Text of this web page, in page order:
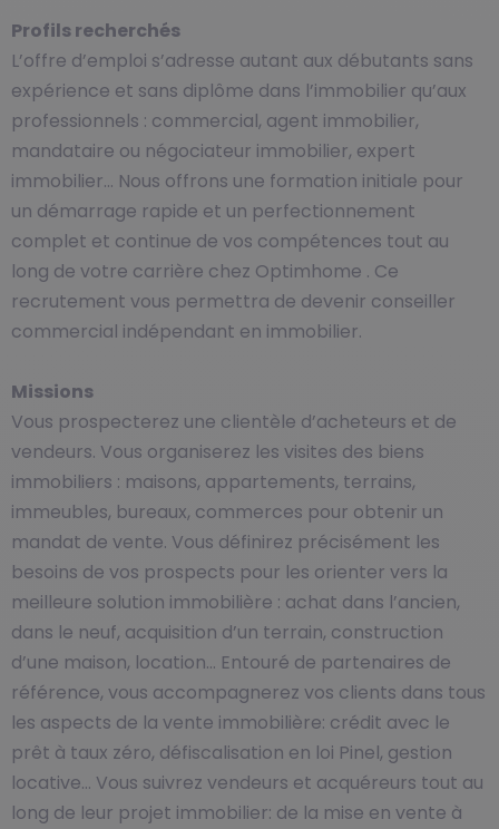
Profils recherchés
L’offre d’emploi s’adresse autant aux débutants sans
expérience et sans diplôme dans l’immobilier qu’aux
professionnels : commercial, agent immobilier,
mandataire ou négociateur immobilier, expert
immobilier… Nous offrons une formation initiale pour
un démarrage rapide et un perfectionnement
complet et continue de vos compétences tout au
long de votre carrière chez Optimhome . Ce
recrutement vous permettra de devenir conseiller
commercial indépendant en immobilier.
Missions
Vous prospecterez une clientèle d’acheteurs et de
vendeurs. Vous organiserez les visites des biens
immobiliers : maisons, appartements, terrains,
immeubles, bureaux, commerces pour obtenir un
mandat de vente. Vous définirez précisément les
besoins de vos prospects pour les orienter vers la
meilleure solution immobilière : achat dans l’ancien,
dans le neuf, acquisition d’un terrain, construction
d’une maison, location… Entouré de partenaires de
référence, vous accompagnerez vos clients dans tous
les aspects de la vente immobilière: crédit avec le
prêt à taux zéro, défiscalisation en loi Pinel, gestion
locative… Vous suivrez vendeurs et acquéreurs tout au
long de leur projet immobilier: de la mise en vente à